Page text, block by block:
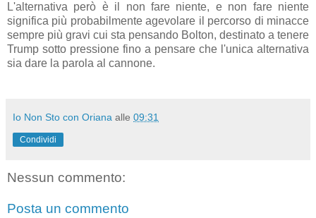
L'alternativa però è il non fare niente, e non fare niente
significa più probabilmente agevolare il percorso di minacce
sempre più gravi cui sta pensando Bolton, destinato a tenere
Trump sotto pressione fino a pensare che l'unica alternativa
sia dare la parola al cannone.
Io Non Sto con Oriana alle 09:31
Condividi
Nessun commento:
Posta un commento